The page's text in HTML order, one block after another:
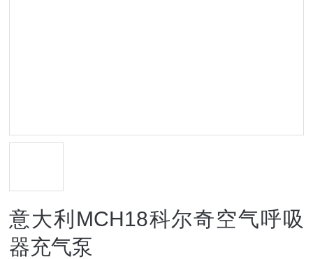
意大利MCH18科尔奇空气呼吸
器充气泵